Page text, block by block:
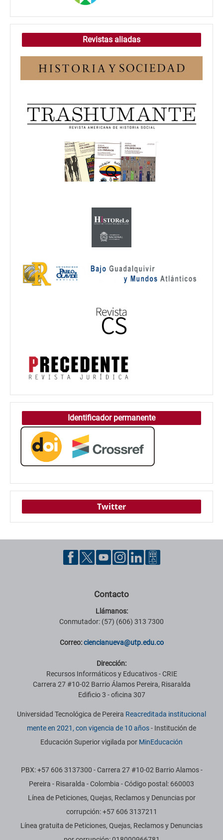
Revistas aliadas
Identificador permanente
Twitter
Contacto
Llámanos:
Conmutador: (57) (606) 313 7300
Correo:ciencianueva@utp.edu.co
Dirección:
Recursos Informáticos y Educativos - CRIE
Carrera 27 #10-02 Barrio Álamos Pereira, Risaralda
Edificio 3 - oficina 307
Universidad Tecnológica de Pereira Reacreditada institucional
mente en 2021, con vigencia de 10 años- Institución de
Educación Superior vigilada por MinEducación
PBX: +57 606 3137300 - Carrera 27 #10-02 Barrio Alamos -
Pereira - Risaralda - Colombia - Código postal: 660003
Línea de Peticiones, Quejas, Reclamos y Denuncias por
corrupción: +57 606 3137211
Línea gratuita de Peticiones, Quejas, Reclamos y Denuncias